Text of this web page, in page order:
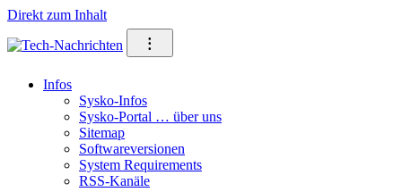
Direkt zum Inhalt
⁝
Infos
Sysko-Infos
Sysko-Portal … über uns
Sitemap
Softwareversionen
System Requirements
RSS-Kanäle